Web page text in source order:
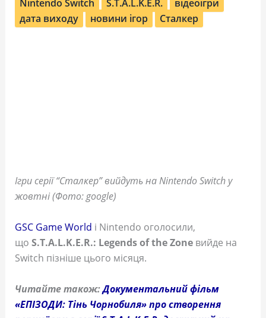
Nintendo Switch S.T.A.L.K.E.R.
відеоігри
дата виходу
новини ігор Сталкер
Ігри серії “Сталкер” вийдуть на Nintendo Switch у
жовтні (Фото: google)
GSC Game World і Nintendo оголосили,
що S.T.A.L.K.E.R.: Legends of the Zoneвийде на
Switch пізніше цього місяця.
Читайте також:Документальний фільм
«ЕПІЗОДИ: Тінь Чорнобиля» про створення